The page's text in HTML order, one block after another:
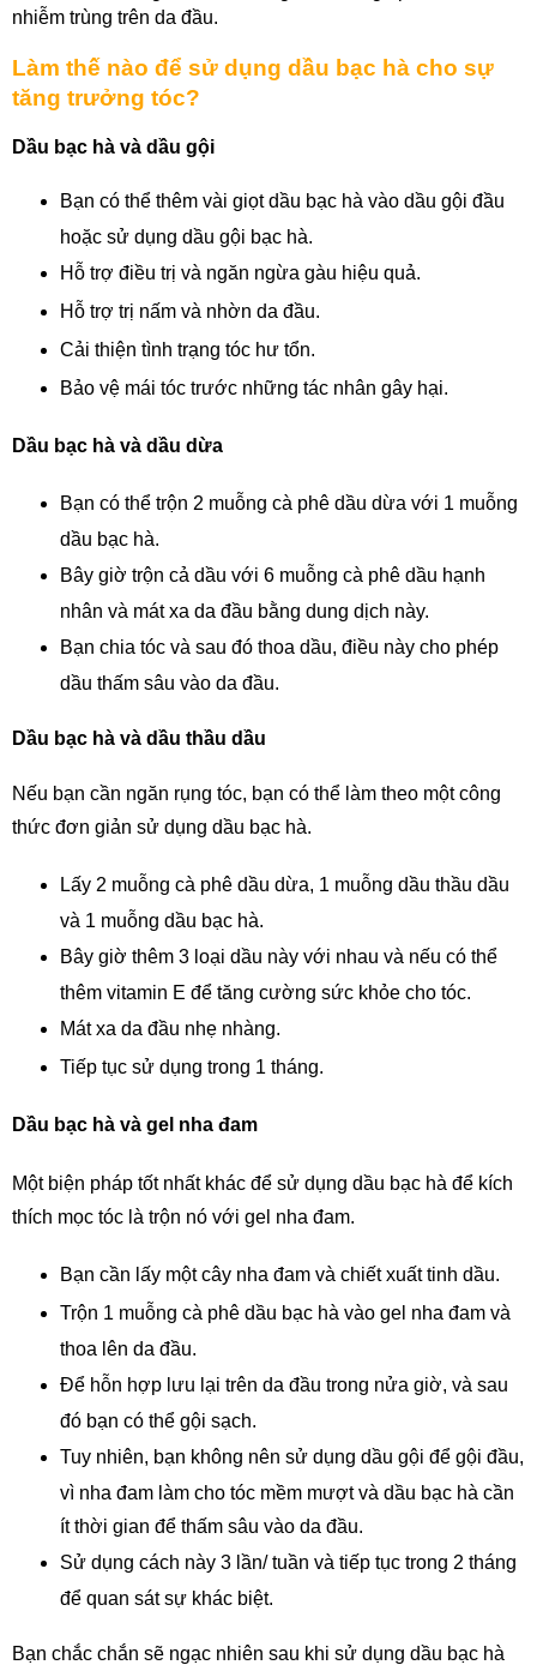
nhiễm trùng trên da đầu.
Làm thế nào để sử dụng dầu bạc hà cho sự
tăng trưởng tóc?
Dầu bạc hà và dầu gội
Bạn có thể thêm vài giọt dầu bạc hà vào dầu gội đầu
hoặc sử dụng dầu gội bạc hà.
Hỗ trợ điều trị và ngăn ngừa gàu hiệu quả.
Hỗ trợ trị nấm và nhờn da đầu.
Cải thiện tình trạng tóc hư tổn.
Bảo vệ mái tóc trước những tác nhân gây hại.
Dầu bạc hà và dầu dừa
Bạn có thể trộn 2 muỗng cà phê dầu dừa với 1 muỗng
dầu bạc hà.
Bây giờ trộn cả dầu với 6 muỗng cà phê dầu hạnh
nhân và mát xa da đầu bằng dung dịch này.
Bạn chia tóc và sau đó thoa dầu, điều này cho phép
dầu thấm sâu vào da đầu.
Dầu bạc hà và dầu thầu dầu
Nếu bạn cần ngăn rụng tóc, bạn có thể làm theo một công
thức đơn giản sử dụng dầu bạc hà.
Lấy 2 muỗng cà phê dầu dừa, 1 muỗng dầu thầu dầu
và 1 muỗng dầu bạc hà.
Bây giờ thêm 3 loại dầu này với nhau và nếu có thể
thêm vitamin E để tăng cường sức khỏe cho tóc.
Mát xa da đầu nhẹ nhàng.
Tiếp tục sử dụng trong 1 tháng.
Dầu bạc hà và gel nha đam
Một biện pháp tốt nhất khác để sử dụng dầu bạc hà để kích
thích mọc tóc là trộn nó với gel nha đam.
Bạn cần lấy một cây nha đam và chiết xuất tinh dầu.
Trộn 1 muỗng cà phê dầu bạc hà vào gel nha đam và
thoa lên da đầu.
Để hỗn hợp lưu lại trên da đầu trong nửa giờ, và sau
đó bạn có thể gội sạch.
Tuy nhiên, bạn không nên sử dụng dầu gội để gội đầu,
vì nha đam làm cho tóc mềm mượt và dầu bạc hà cần
ít thời gian để thấm sâu vào da đầu.
Sử dụng cách này 3 lần/ tuần và tiếp tục trong 2 tháng
để quan sát sự khác biệt.
Bạn chắc chắn sẽ ngạc nhiên sau khi sử dụng dầu bạc hà